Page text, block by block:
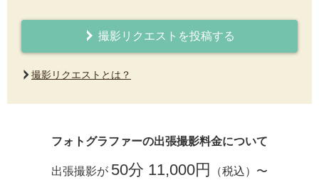
撮影リクエストを投稿する
撮影リクエストとは？
フォトグラファーの出張撮影料金について
出張撮影が 50分 11,000円
（税込）〜